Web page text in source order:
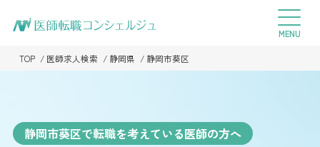
TOP 医師求人検索 静岡県 静岡市葵区
静岡市葵区で転職を考えている医師の方へ